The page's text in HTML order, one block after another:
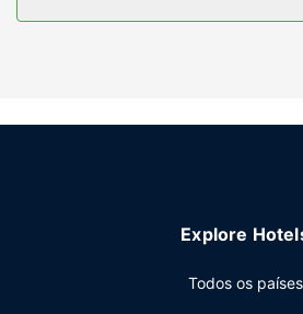
Serviço do hotel
um salão de baile são algumas das
especializado em cozinha americana
aposentos, dê uma vista de olhos
Explore
Todos os países